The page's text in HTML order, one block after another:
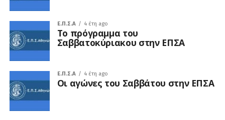
Ε.Π.Σ.Α 4 έτη ago
Το πρόγραμμα του
Σαββατοκύριακου στην ΕΠΣΑ
Ε.Π.Σ.Α 4 έτη ago
Οι αγώνες του Σαββάτου στην ΕΠΣΑ